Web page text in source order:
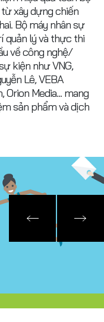
xây dựng chiến
Bộ máy nhân sự
quản lý và thực thi
về công nghệ/
kiện như VNG,
Lê, VEBA
Media... mang
sản phẩm và dịch